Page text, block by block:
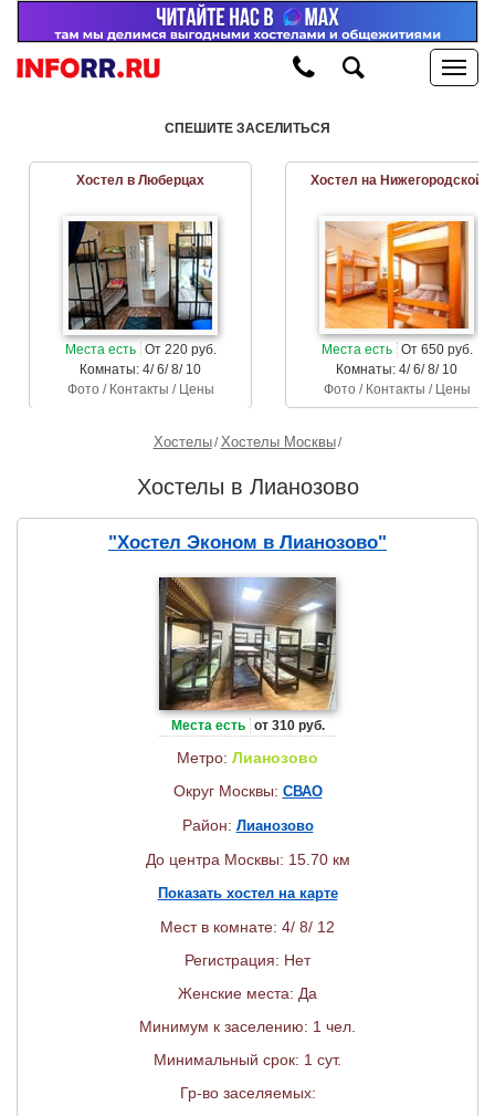
СПЕШИТЕ ЗАСЕЛИТЬСЯ
Хостел в Люберцах
Места есть От 220 руб.
Комнаты: 4/ 6/ 8/ 10
Фото / Контакты / Цены
Хостел на Нижегородской
Места есть От 650 руб.
Комнаты: 4/ 6/ 8/ 10
Фото / Контакты / Цены
Хостелы Хостелы Москвы
Хостелы в Лианозово
"Хостел Эконом в Лианозово"
Места есть от 310 руб.
Метро: Лианозово
Округ Москвы: СВАО
Район: Лианозово
До центра Москвы: 15.70 км
Показать хостел на карте
Мест в комнате: 4/ 8/ 12
Регистрация: Нет
Женские места: Да
Минимум к заселению: 1 чел.
Минимальный срок: 1 сут.
Гр-во заселяемых: